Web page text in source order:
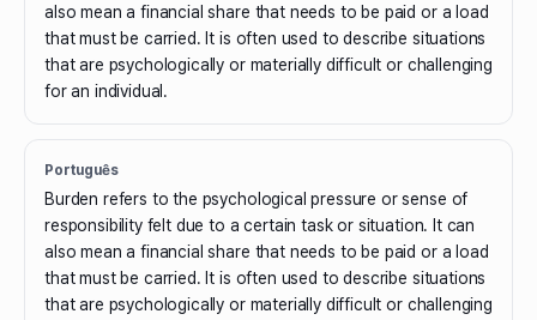
also mean a financial share that needs to be paid or a load
that must be carried. It is often used to describe situations
that are psychologically or materially difficult or challenging
for an individual.
Português
Burden refers to the psychological pressure or sense of
responsibility felt due to a certain task or situation. It can
also mean a financial share that needs to be paid or a load
that must be carried. It is often used to describe situations
that are psychologically or materially difficult or challenging